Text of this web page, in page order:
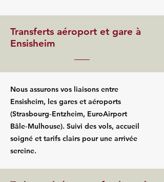
Transferts aéroport et gare à
Ensisheim
Nous assurons vos liaisons entre
Ensisheim, les gares et aéroports
(Strasbourg‑Entzheim, EuroAirport
Bâle‑Mulhouse). Suivi des vols, accueil
soigné et tarifs clairs pour une arrivée
sereine.